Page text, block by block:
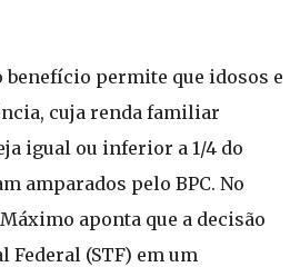
benefício permite que idosos e
cuja renda familiar
igual ou inferior a 1/4 do
amparados pelo BPC. No
aponta que a decisão
Federal (STF) em um